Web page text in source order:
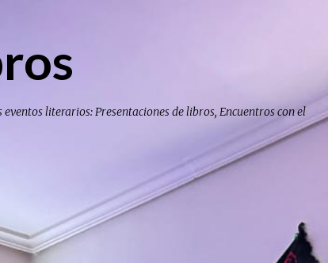
literarios: Presentaciones de libros, Encuentros con el